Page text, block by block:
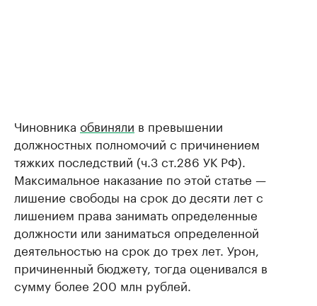
Чиновника обвиняли в превышении
должностных полномочий с причинением
тяжких последствий (ч.3 ст.286 УК РФ).
Максимальное наказание по этой статье —
лишение свободы на срок до десяти лет с
лишением права занимать определенные
должности или заниматься определенной
деятельностью на срок до трех лет. Урон,
причиненный бюджету, тогда оценивался в
сумму более 200 млн рублей.